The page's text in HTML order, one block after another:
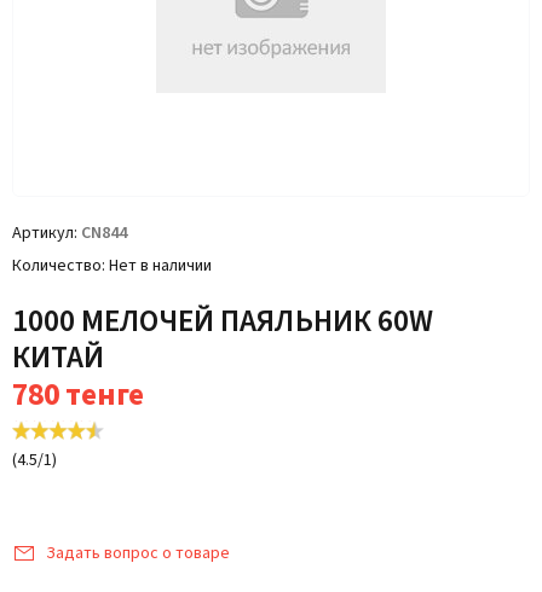
Артикул CN844
Количество Нет в наличии
1000 МЕЛОЧЕЙ ПАЯЛЬНИК 60W
КИТАЙ
780тенге
(4.5/1)
Задать вопрос о товаре